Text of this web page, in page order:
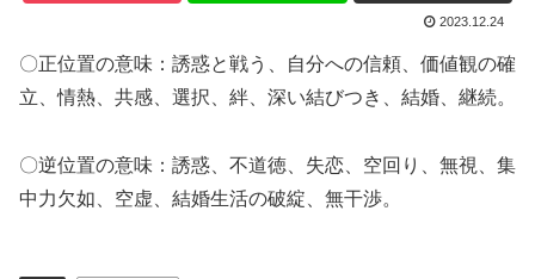
2023.12.24
〇正位置の意味：誘惑と戦う、自分への信頼、価値観の確
立、情熱、共感、選択、絆、深い結びつき、結婚、継続。
〇逆位置の意味：誘惑、不道徳、失恋、空回り、無視、集
中力欠如、空虚、結婚生活の破綻、無干渉。